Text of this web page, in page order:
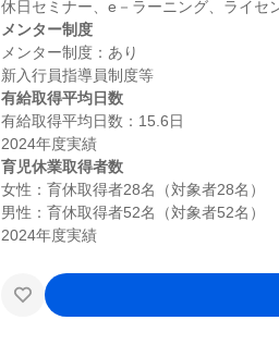
メンター制度
メンター制度：あり
有給取得平均日数
有給取得平均日数：15.6日
育児休業取得者数
女性：育休取得者28名（対象者28名）
男性：育休取得者52名（対象者52名）